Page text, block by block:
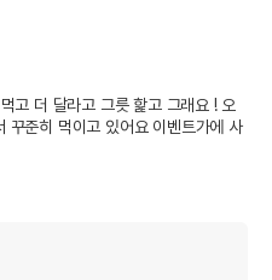
한 정보로 모든 책임은 브랜드사에 있습니다.
고 더 달라고 그릇 핥고 그래요 ! 오
꾸준히 먹이고 있어요 이벤트가에 사